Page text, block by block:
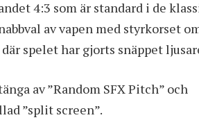
4:3 som är standard i de
av vapen med styrkorset
spelet har gjorts snäppet
av ”Random SFX Pitch” och
”split screen”.